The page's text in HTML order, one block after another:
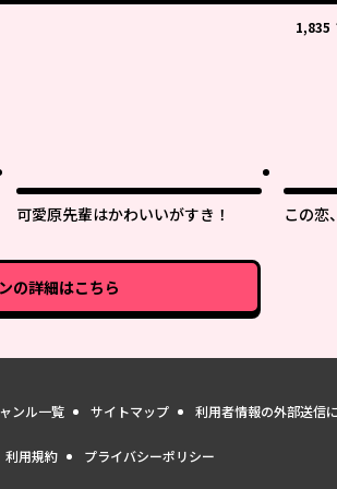
1,835
可愛原先輩はかわいいがすき！
この恋
の詳細はこちら
ンル一覧 サイトマップ 利用者情報の外部送信
利用規約 プライバシーポリシー